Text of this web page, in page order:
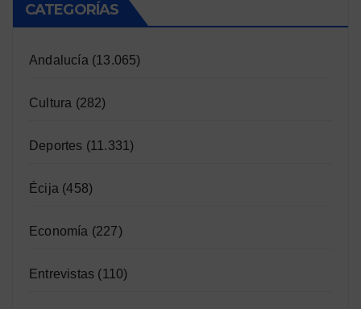
CATEGORÍAS
Andalucía (13.065)
Cultura (282)
Deportes (11.331)
Écija (458)
Economía (227)
Entrevistas (110)